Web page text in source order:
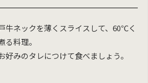
牛ネックを薄くスライスして、60℃く
る料理。
好みのタレにつけて食べましょう。